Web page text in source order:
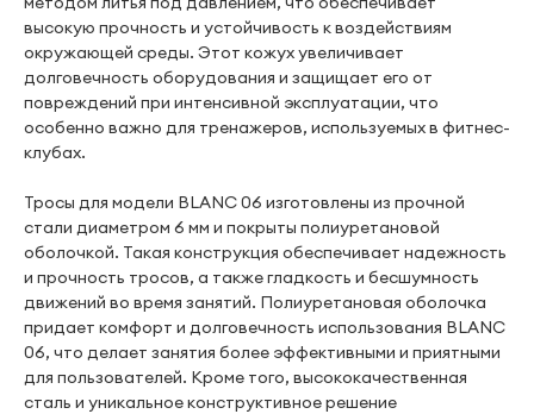
высокую прочность и устойчивость к воздействиям
окружающей среды. Этот кожух увеличивает
долговечность оборудования и защищает его от
повреждений при интенсивной эксплуатации, что
особенно важно для тренажеров, используемых в фитнес-
клубах.
Тросы для модели BLANC 06 изготовлены из прочной
стали диаметром 6 мм и покрыты полиуретановой
оболочкой. Такая конструкция обеспечивает надежность
и прочность тросов, а также гладкость и бесшумность
движений во время занятий. Полиуретановая оболочка
придает комфорт и долговечность использования BLANC
06, что делает занятия более эффективными и приятными
для пользователей. Кроме того, высококачественная
сталь и уникальное конструктивное решение